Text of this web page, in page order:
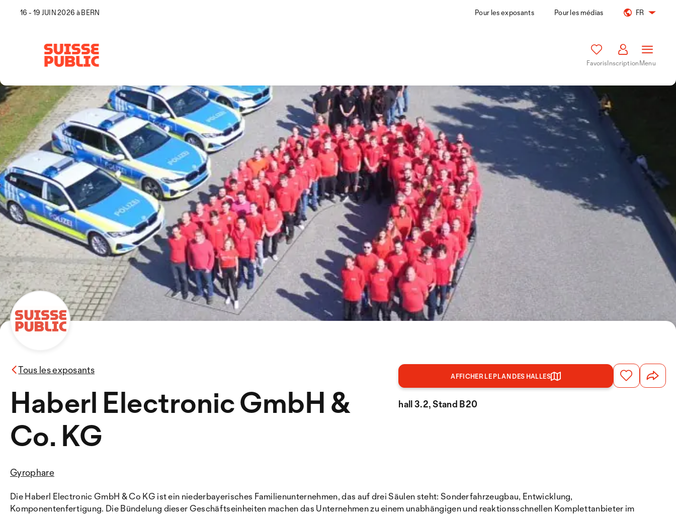
16 - 19 JUIN 2026 à BERN Pour les exposants Pour les médias FR
FavorisInscriptionMenu
Tous les exposants
Haberl Electronic GmbH &
Co. KG
Gyrophare
AFFICHER LE PLAN DES HALLES
hall 3.2, Stand B20
Die Haberl Electronic GmbH & Co KG ist ein niederbayerisches Familienunternehmen, das auf drei Säulen steht: Sonderfahrzeugbau, Entwicklung,
Komponentenfertigung. Die Bündelung dieser Geschäftseinheiten machen das Unternehmen zu einem unabhängigen und reaktionsschnellen Komplettanbieter im